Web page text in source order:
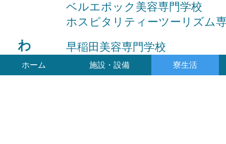
ベルエポック美容専門学校
ホスピタリティーツーリズム
わ 早稲田美容専門学校
ホーム 施設・設備 寮生活